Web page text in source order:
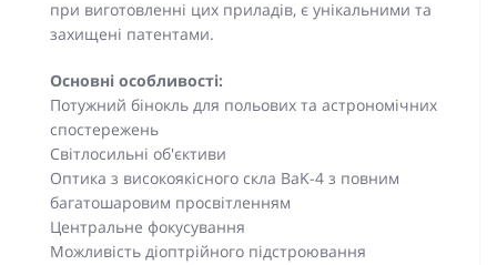
при виготовленні цих приладів, є унікальними та
захищені патентами.
Основні особливості:
Потужний бінокль для польових та астрономічних
спостережень
Світлосильні об'єктиви
Оптика з високоякісного скла BaK-4 з повним
багатошаровим просвітленням
Центральне фокусування
Можливість діоптрійного підстроювання